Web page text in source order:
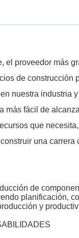
el proveedor más
de construcción
nuestra industria
más fácil de
que
una carrera
de
planificación,
y